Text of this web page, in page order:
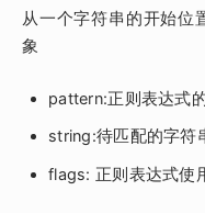
从一个字符串的开始位
象
pattern:正则表达式
string:待匹配的字符
flags: 正则表达式使